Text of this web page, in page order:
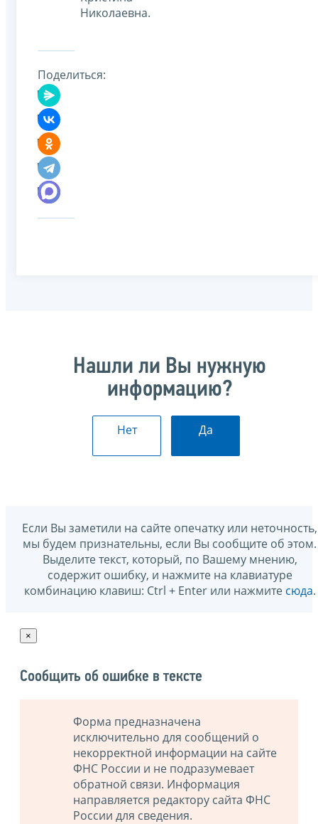
Николаевна.
Поделиться:
Нашли ли Вы нужную
информацию?
Нет Да
Если Вы заметили на сайте опечатку или неточность,
мы будем признательны, если Вы сообщите об этом.
Выделите текст, который, по Вашему мнению,
содержит ошибку, и нажмите на клавиатуре
комбинацию клавиш: Ctrl + Enter или нажмите сюда.
×
Сообщить об ошибке в тексте
Форма предназначена
исключительно для сообщений о
некорректной информации на сайте
ФНС России и не подразумевает
обратной связи. Информация
направляется редактору сайта ФНС
России для сведения.